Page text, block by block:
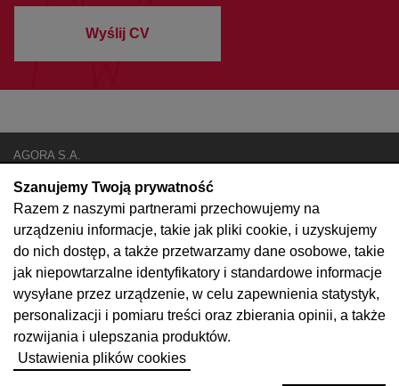
Wyślij CV
AGORA S.A.
00-732 Warszawa
Poznaj nas
Ważne dla nas
Nasze zespoły
Oferty pracy
Twitter
LinkedIn
Strona korporacyjna
© 2022 Copyright AGORA SA
Szanujemy Twoją prywatność
Razem z naszymi partnerami przechowujemy na
urządzeniu informacje, takie jak pliki cookie, i uzyskujemy
do nich dostęp, a także przetwarzamy dane osobowe, takie
jak niepowtarzalne identyfikatory i standardowe informacje
wysyłane przez urządzenie, w celu zapewnienia statystyk,
personalizacji i pomiaru treści oraz zbierania opinii, a także
rozwijania i ulepszania produktów.
Ustawienia plików cookies